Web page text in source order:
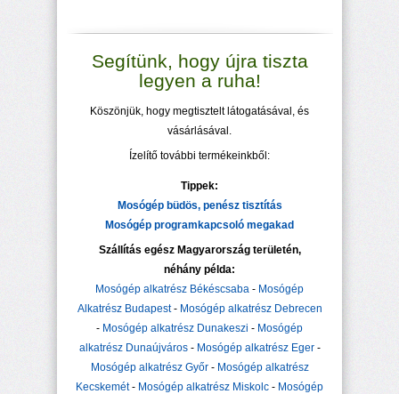
Segítünk, hogy újra tiszta
legyen a ruha!
Köszönjük, hogy megtisztelt látogatásával, és
vásárlásával.
Ízelítő további termékeinkből:
Tippek:
Mosógép büdös, penész tisztítás
Mosógép programkapcsoló megakad
Szállítás egész Magyarország területén,
néhány példa:
Mosógép alkatrész Békéscsaba - Mosógép
Alkatrész Budapest- Mosógép alkatrész Debrecen
- Mosógép alkatrész Dunakeszi - Mosógép
alkatrész Dunaújváros- Mosógép alkatrész Eger-
Mosógép alkatrész Győr- Mosógép alkatrész
Kecskemét- Mosógép alkatrész Miskolc - Mosógép